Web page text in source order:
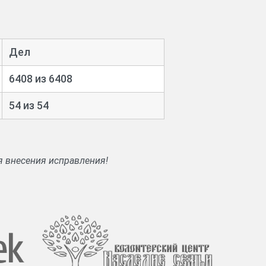
посредников, волнениях крестьян,
делам, реорганизации сельского и
крестьянском землепользовании,
казначейства о поступлении
Дел
6408 из 6408
54 из 54
внесения исправления!